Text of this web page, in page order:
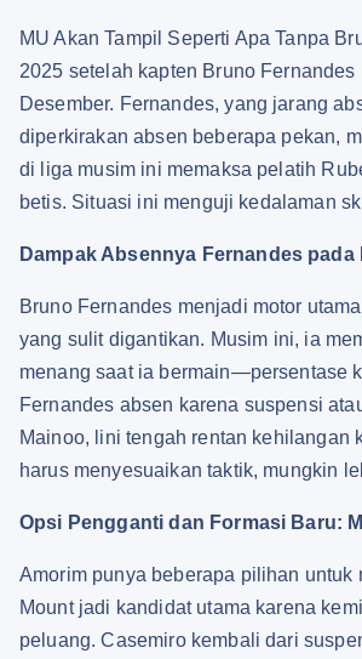
MU Akan Tampil Seperti Apa Tanpa
2025 setelah kapten Bruno
Desember. Fernandes, yang jarang
diperkirakan absen beberapa pekan,
di liga musim ini memaksa pelatih
betis. Situasi ini menguji kedalaman
Dampak Absennya Fernandes
Bruno Fernandes menjadi motor
yang sulit digantikan. Musim ini, ia
menang saat ia bermain—persentase
Fernandes absen karena suspensi
Mainoo, lini tengah rentan kehilangan
harus menyesuaikan taktik, mungkin
Opsi Pengganti dan Formasi Baru:
Amorim punya beberapa pilihan
Mount jadi kandidat utama karena
peluang. Casemiro kembali dari